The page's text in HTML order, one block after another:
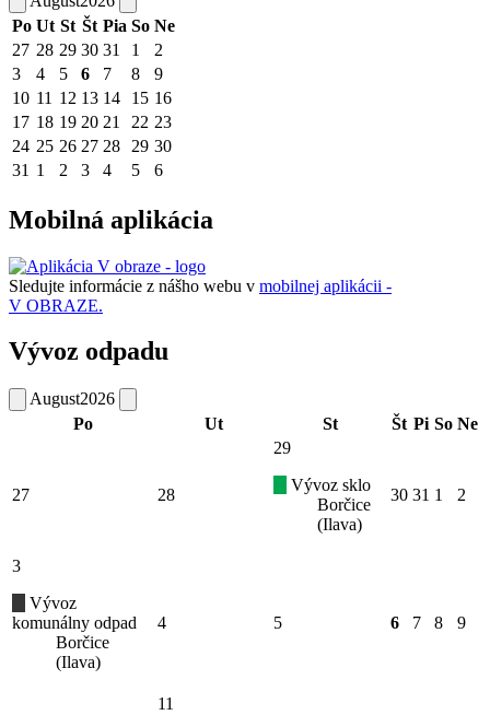
Po Ut St Št Pia So Ne
27 28 29 30 31 1
2
3
4 5 6 7 8
9
10 11 12 13 14 15 16
17 18 19 20 21 22 23
24 25 26 27 28 29 30
31 1 2 3 4 5 6
Mobilná aplikácia
Sledujte informácie z nášho webu v mobilnej aplikácii -
V OBRAZE.
Vývoz odpadu
August2026
Po
Ut St Št Pi So Ne
27 28
29
Vývoz sklo
Borčice
(Ilava)
30 31 1 2
3
Vývoz
komunálny odpad
Borčice
(Ilava)
4 5 6 7 8 9
11